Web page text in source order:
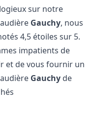
sur notre
Gauchy, nous
4,5 étoiles sur 5.
impatients de
et de vous fournir un
Gauchy de